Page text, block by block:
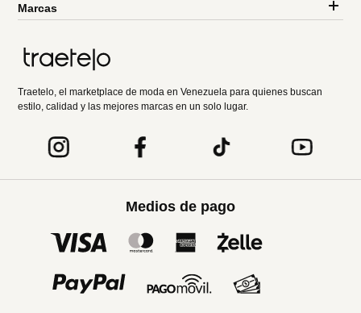
Marcas
Traetelo, el marketplace de moda en Venezuela para quienes buscan
estilo, calidad y las mejores marcas en un solo lugar.
Medios de pago